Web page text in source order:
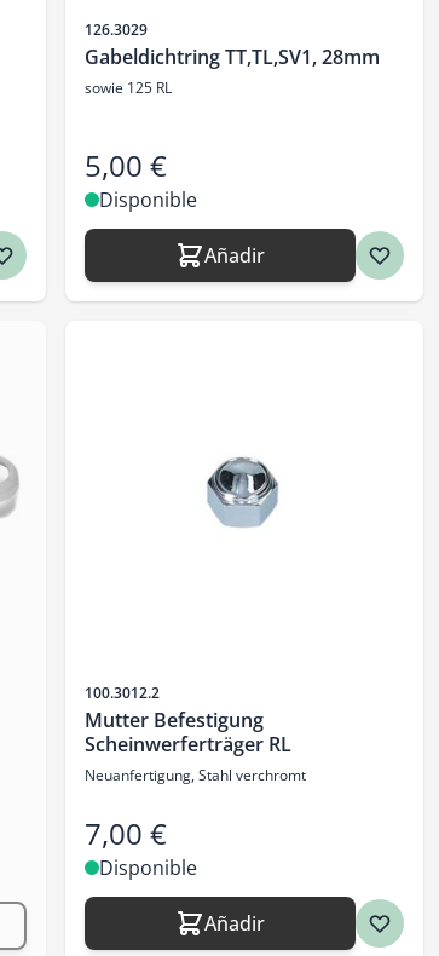
SKU
126.3029
Gabeldichtring TT,TL,SV1, 28mm
sowie 125 RL
5,00 €
Disponible
Añadir
SKU
100.3012.2
Mutter Befestigung
Scheinwerferträger RL
Neuanfertigung, Stahl verchromt
7,00 €
Disponible
Añadir